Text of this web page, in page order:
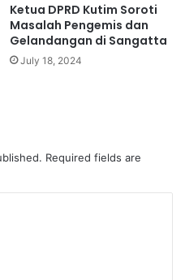
Ketua DPRD Kutim Soroti
Masalah Pengemis dan
Gelandangan di Sangatta
July 18, 2024
Required fields are